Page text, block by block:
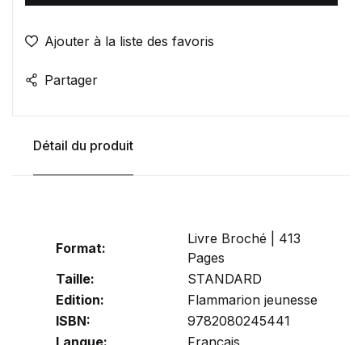
Ajouter à la liste des favoris
Partager
Détail du produit
Format:
Livre Broché | 413
Pages
Taille:
STANDARD
Edition:
Flammarion jeunesse
ISBN:
9782080245441
Langue:
Français